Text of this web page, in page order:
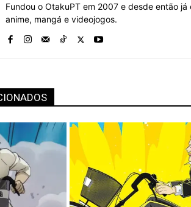
Fundou o OtakuPT em 2007 e desde então
anime, mangá e videojogos.